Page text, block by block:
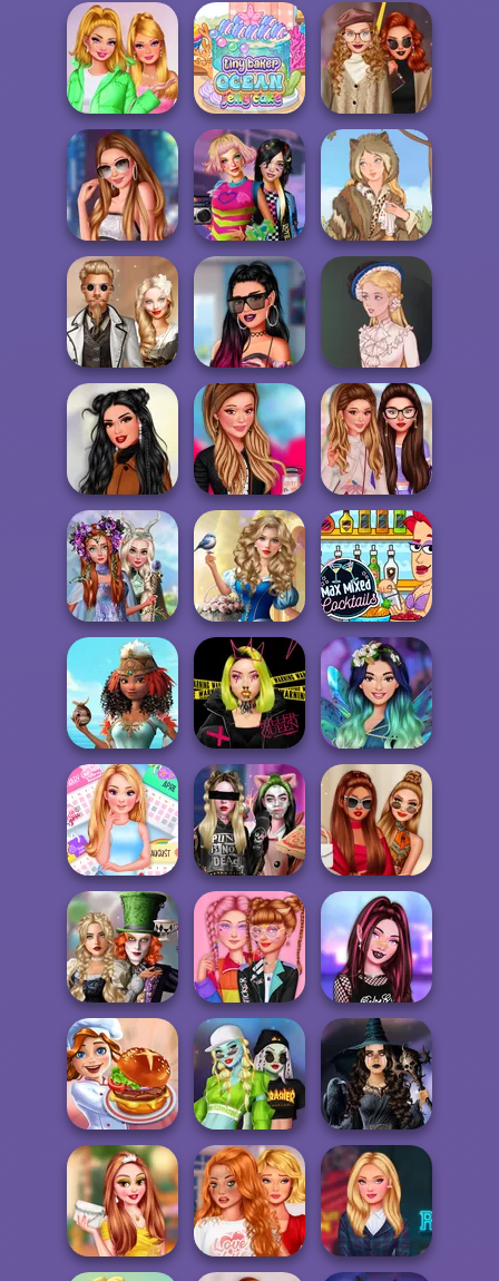
Ellie: You Can Be
Anything
Enchanted
Realms
Belle Époque
TikTok Divas
Barbiecore
Tiny Baker Ocean
Jelly Cake
Light Academia
Vs Dark
Academi...
Stylist For A Star
Arianna
BFFs Weirdcore
Aesthetic
Grimm Beauty
Steampunk
Wedding
TikTok Stars
#justforfun
Victorian Alice
Dreamy Winter
Date
Paparazzi
Fashionista
Stars Date War
Princesses
Fantasy
Makeover
Storybook Glam
Dress Up
Advent...
Max Mixed
Cocktails
Princesses Royal
Vs Star
Urban Glam
Warriors
Princesas
Encantadas
Ellie All Year
Round Fashion
A...
Billie's Weekly
Planner
Rich TikTok Girls
Alice and
Friends:
Enchanted W...
TikTok #Kidcore
Models
TikTok Fashion
Slot Machine
Cooking Festival
Monster Girls
Rivalry
Mystic Coven The
Sisterhood of...